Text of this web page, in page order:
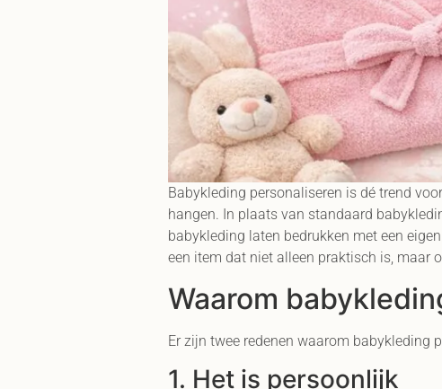
Babykleding personaliseren is dé trend
hangen. In plaats van standaard
babykleding laten bedrukken met een
een item dat niet alleen praktisch is, maar
Waarom
Er zijn twee redenen waarom babykleding
1. Het is persoonlijk